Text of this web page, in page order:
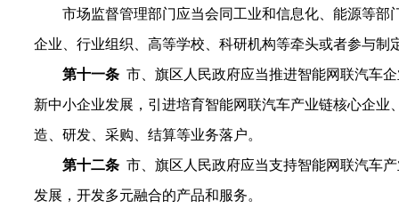
市场监督管理部门应当会同工业和信息化、能源等部
企业、行业组织、高等学校、科研机构等牵头或者参与制
第十一条 市、旗区人民政府应当推进智能网联汽车
新中小企业发展 ， 引进培育智能网联汽车产业链核心企业
造、研发、采购、结算等业务落户。
第十二条 市、旗区人民政府应当支持智能网联汽车
发展，开发多元融合的产品和服务。